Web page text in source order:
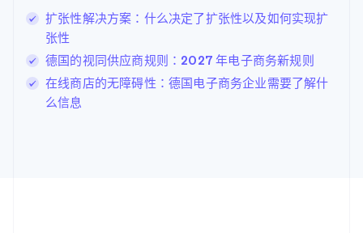
扩张性解决方案：什么决定了扩张性以及如何实现扩
张性
德国的视同供应商规则：2027 年电子商务新规则
在线商店的无障碍性：德国电子商务企业需要了解什
么信息
立陶宛
English
列支敦士登
DeutschEnglish
卢森堡
FrançaisDeutschEnglish
罗马尼亚